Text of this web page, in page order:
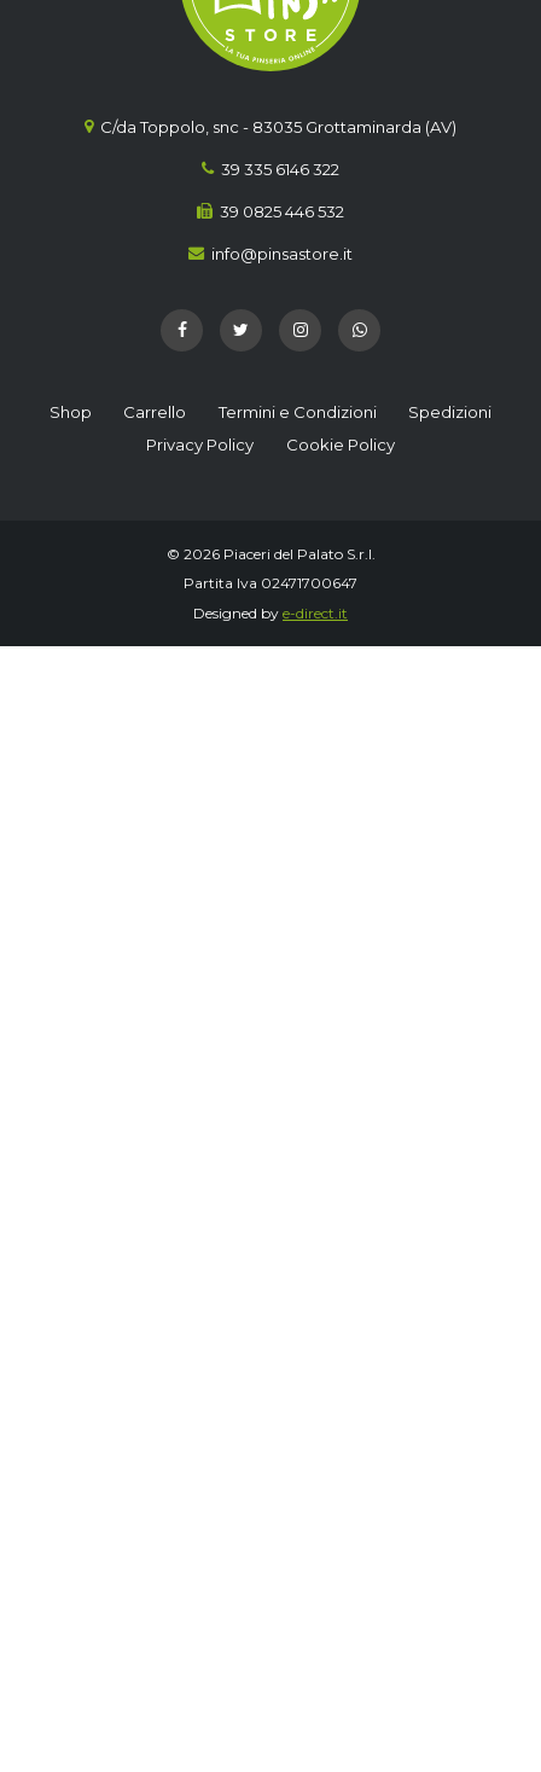
C/da Toppolo, snc - 83035 Grottaminarda (AV)
39 335 6146 322
39 0825 446 532
info@pinsastore.it
Shop Carrello Termini e Condizioni
Spedizioni
Privacy Policy
Cookie Policy
© 2026 Piaceri del Palato S.r.l.
Partita Iva 02471700647
Designed by e-direct.it